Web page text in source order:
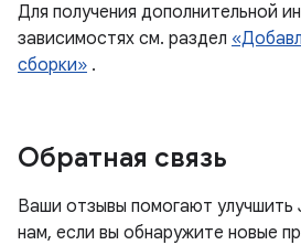
Для получения дополнительной
зависимостях см. раздел
сборки» .
Обратная связь
Ваши отзывы помогают
нам, если вы обнаружите новые